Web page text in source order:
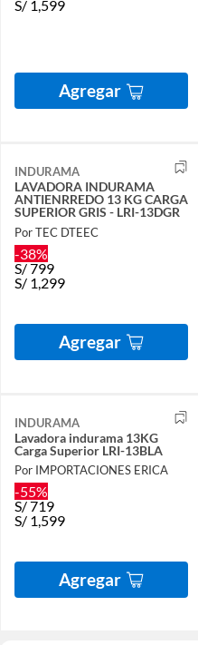
S/ 1,599
Agregar
INDURAMA
LAVADORA INDURAMA
ANTIENRREDO 13 KG CARGA
SUPERIOR GRIS - LRI-13DGR
Por TEC DTEEC
-38%
S/799
S/ 1,299
Agregar
INDURAMA
Lavadora indurama 13KG
Carga Superior LRI-13BLA
Por IMPORTACIONES ERICA
-55%
S/719
S/ 1,599
Agregar